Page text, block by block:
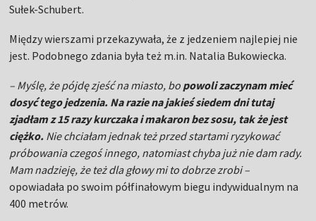
Sułek-Schubert.
Między wierszami przekazywała, że z jedzeniem najlepiej nie
jest. Podobnego zdania była też m.in. Natalia Bukowiecka.
– Myślę, że pójdę zjeść na miasto, bo powoli zaczynam mieć
dosyć tego jedzenia. Na razie na jakieś siedem dni tutaj
zjadłam z 15 razy kurczaka i makaron bez sosu, tak że jest
ciężko. Nie chciałam jednak też przed startami ryzykować
próbowania czegoś innego, natomiast chyba już nie dam rady.
Mam nadzieję, że też dla głowy mi to dobrze zrobi –
opowiadała po swoim półfinałowym biegu indywidualnym na
400 metrów.